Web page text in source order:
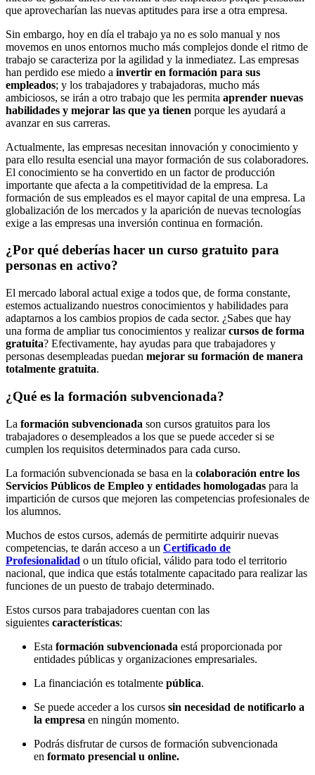
que aprovecharían las nuevas aptitudes para irse a otra empresa.
Sin embargo, hoy en día el trabajo ya no es solo manual y nos
movemos en unos entornos mucho más complejos donde el ritmo de
trabajo se caracteriza por la agilidad y la inmediatez. Las empresas
han perdido ese miedo a invertir en formación para sus
empleados; y los trabajadores y trabajadoras, mucho más
ambiciosos, se irán a otro trabajo que les permita aprender nuevas
habilidades y mejorar las que ya tienen porque les ayudará a
avanzar en sus carreras.
Actualmente, las empresas necesitan innovación y conocimiento y
para ello resulta esencial una mayor formación de sus colaboradores.
El conocimiento se ha convertido en un factor de producción
importante que afecta a la competitividad de la empresa. La
formación de sus empleados es el mayor capital de una empresa. La
globalización de los mercados y la aparición de nuevas tecnologías
exige a las empresas una inversión continua en formación.
¿Por qué deberías hacer un curso gratuito para
personas en activo?
El mercado laboral actual exige a todos que, de forma constante,
estemos actualizando nuestros conocimientos y habilidades para
adaptarnos a los cambios propios de cada sector. ¿Sabes que hay
una forma de ampliar tus conocimientos y realizarcursos de forma
gratuita? Efectivamente, hay ayudas para que trabajadores y
personas desempleadas puedan mejorar su formación de manera
totalmente gratuita.
¿Qué es la formación subvencionada?
La formación subvencionada son cursos gratuitos para los
trabajadores o desempleados a los que se puede acceder si se
cumplen los requisitos determinados para cada curso.
La formación subvencionada se basa en la colaboración entre los
Servicios Públicos de Empleo y entidades homologadas para la
impartición de cursos que mejoren las competencias profesionales de
los alumnos.
Muchos de estos cursos, además de permitirte adquirir nuevas
competencias, te darán acceso a un Certificado de
Profesionalidad o un título oficial, válido para todo el territorio
nacional, que indica que estás totalmente capacitado para realizar las
funciones de un puesto de trabajo determinado.
Estos cursos para trabajadores cuentan con las
siguientes características:
Esta formación subvencionada está proporcionada por
entidades públicas y organizaciones empresariales.
La financiación es totalmente pública.
Se puede acceder a los cursos sin necesidad de notificarlo a
la empresa en ningún momento.
Podrás disfrutar de cursos de formación subvencionada
en formato presencial u online.